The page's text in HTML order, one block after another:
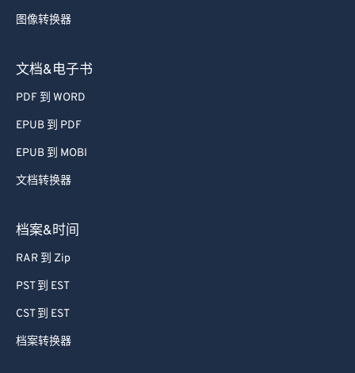
图像转换器
文档&电子书
PDF 到 WORD
EPUB 到 PDF
EPUB 到 MOBI
文档转换器
档案&时间
RAR 到 Zip
PST 到 EST
CST 到 EST
档案转换器